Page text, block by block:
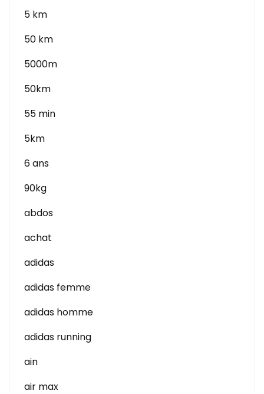
5 km
50 km
5000m
50km
55 min
5km
6 ans
90kg
abdos
achat
adidas
adidas femme
adidas homme
adidas running
ain
air max